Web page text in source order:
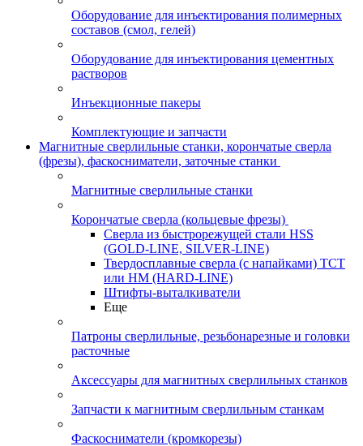
Оборудование для инъектирования полимерных
составов (смол, гелей)
Оборудование для инъектирования цементных
растворов
Инъекционные пакеры
Комплектующие и запчасти
Магнитные сверлильные станки, корончатые сверла
(фрезы), фаскосниматели, заточные станки
Магнитные сверлильные станки
Корончатые сверла (кольцевые фрезы)
Сверла из быстрорежущей стали HSS
(GOLD-LINE, SILVER-LINE)
Твердосплавные сверла (с напайками) ТСТ
или HM (HARD-LINE)
Штифты-выталкиватели
Еще
Патроны сверлильные, резьбонарезные и головки
расточные
Аксессуары для магнитных сверлильных станков
Запчасти к магнитным сверлильным станкам
Фаскосниматели (кромкорезы)